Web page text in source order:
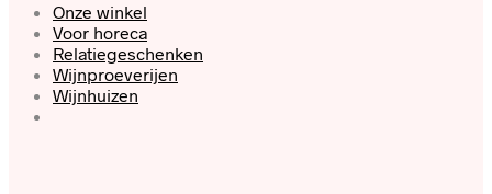
Onze winkel
Voor horeca
Relatiegeschenken
Wijnproeverijen
Wijnhuizen